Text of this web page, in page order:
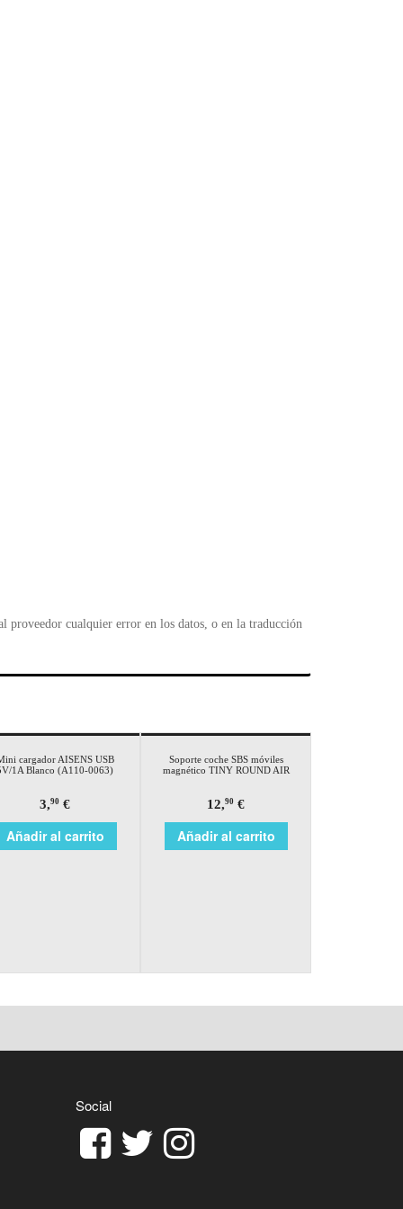
proveedor cualquier error en los datos, o en la traducción
cargador AISENS USB
1A Blanco (A110-0063)
3,90 €
Añadir al carrito
Soporte coche SBS móviles
magnético TINY ROUND AIR
12,90 €
Añadir al carrito
Social